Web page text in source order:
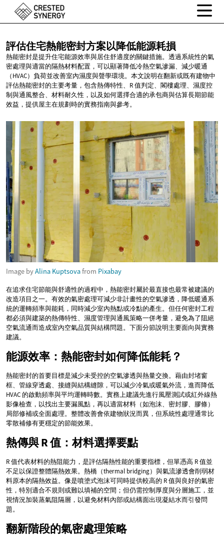
評估住宅熱能密封方案以降低能源耗損
熱能密封是提升住宅能源效率與居住舒適度的關鍵措施。透過系統性的氣
密處理與適當的隔熱材料配置，可以顯著降低冷熱空氣滲漏、減少暖通
（HVAC）負荷並改善室內濕度與聲學環境。本文說明在翻新或既有建物中
評估熱能密封的主要考量，包含熱傳特性、R 值判定、閣樓處理、濕度控
制與通風整合、材料耐久性，以及如何選擇合適的承包商與估算長期節能
效益，提供屋主在規劃時的實務指南與參考。
Image byAlina Kuptsovafrom Pixabay
在追求住宅節能與舒適性的過程中，熱能密封屬於最直接也最常被建議的
改造項目之一。有效的氣密處理可減少非計畫性的空氣滲透，降低暖通系
統的運轉頻率與能耗，同時減少室內熱點或冷點的產生。但任何密封工程
都必須與建築的熱傳特性、濕度管理與通風策略一併考量，避免為了阻絕
空氣流通而造成室內空氣品質與結構問題。下面分節說明主要面向與實務
建議。
能源效率：熱能密封如何降低能耗？
熱能密封的首要目標是減少未受控的空氣滲透與熱量交換。藉由封堵窗
框、管線穿透處、接縫與結構縫隙，可以減少冷氣或暖氣外流，進而降低
HVAC 的啟動頻率與平均運轉時數。實務上建議先進行風壓測試或紅外線熱
影像檢查，以找出主要漏風點，再以適當材料（如泡沫、密封膠、膠條）
局部修補或全面處理。整體改善會依建物狀況而異，但系統性處理通常比
零散補修有更穩定的節能效果。
熱傳與 R 值：材料選擇要點
R 值代表材料的熱阻能力，是評估隔熱性能的重要指標，但單憑高 R 值並
不足以保證整體隔熱效果。熱橋（thermal bridging）與氣流滲透會削弱材
料原本的隔熱效益。像是噴塗式泡沫可同時提供較高的 R 值與良好的氣密
性，特別適合不規則或難以填補的空間；但仍需控制厚度與分層施工，並
視情況加裝蒸氣阻隔層，以避免材料內部或結構面出現凝結水而引發問
題。
翻新階段的氣密處理策略